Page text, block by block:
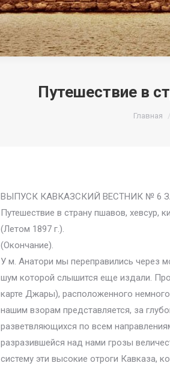
Путешествие в
Главная
ВЫПУСК КАВКАЗСКИЙ ВЕСТНИК № 6
Путешествие в страну пшавов, хевсур,
(Летом 1897 г.).
(Окончание).
У м. Анатори мы переправились через
шум которой слышится еще издали.
карте Джары), расположенного
нашим взорам представляется, за
разветвляющихся по всем
разразившейся над нами грозы
систему эти высокие отроги Кавказа,